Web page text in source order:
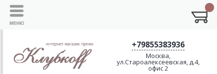
+79855383936
Москва,
ул.Староалексеевская, д.4,
офис 2